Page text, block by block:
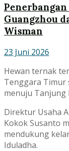
Guangzhou
Wisman
23 Juni 2026
Hewan ternak
Tenggara Timur
menuju Tanjung
Direktur Usaha
Kokok Susanto
mendukung
Iduladha.